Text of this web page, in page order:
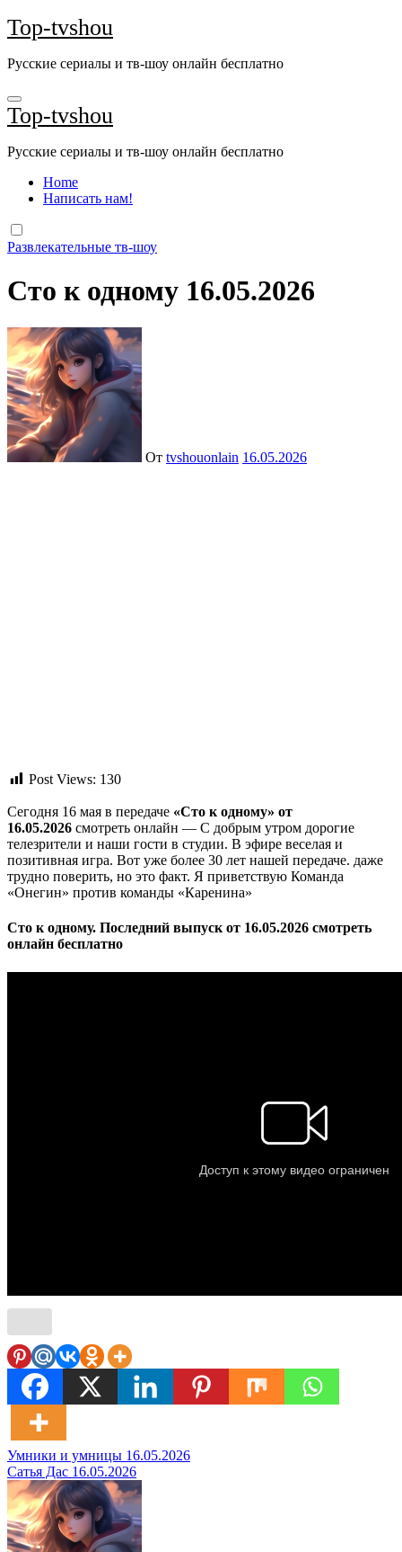
Перейти
к
Top-tvshou
Русские сериалы и тв-шоу онлайн бесплатно
Top-tvshou
Русские сериалы и тв-шоу онлайн бесплатно
Home
Написать нам!
Развлекательные тв-шоу
Сто к одному 16.05.2026
От tvshouonlain 16.05.2026
Post Views: 130
Сегодня 16 мая в передаче «Сто к одному» от
16.05.2026 смотреть онлайн — С добрым утром дорогие
телезрители и наши гости в студии. В эфире веселая и
позитивная игра. Вот уже более 30 лет нашей передаче. даже
трудно поверить, но это факт. Я приветствую Команда
«Онегин» против команды «Каренина»
Сто к одному. Последний выпуск от 16.05.2026 смотреть
онлайн бесплатно
Навигация
по
записям
Умники и умницы 16.05.2026
Сатья Дас 16.05.2026